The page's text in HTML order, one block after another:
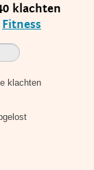
klachten
Fitness
klachten